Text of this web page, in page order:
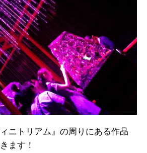
ニトリアム』の周りにある作品
ます！